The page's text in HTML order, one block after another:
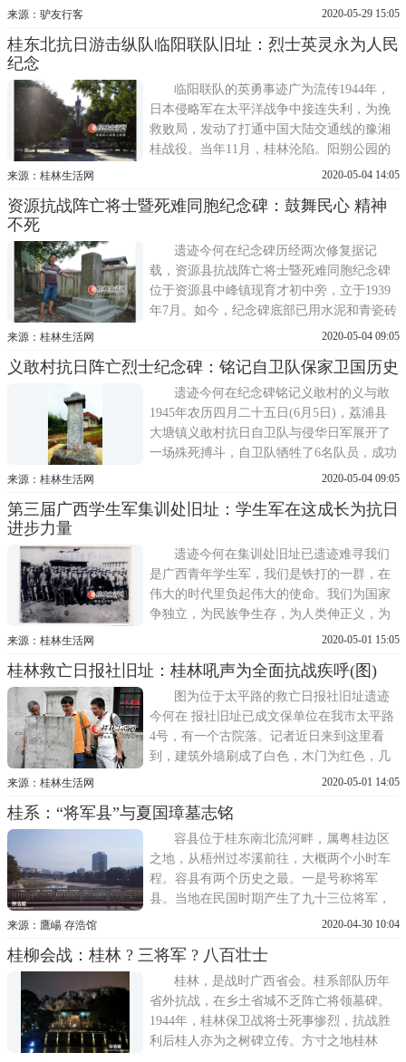
航五路，原是柳州飞虎队抗战遗址，始建于
包括飞机跑道旧址、机场驻军营房和飞虎队
争期间，此处曾驻
来源：驴友行客 2020-05-29 15:05
桂东北抗日游击纵队临阳联队旧址：烈士英灵永为人民
纪念
临阳联队的英勇事迹广为流传1944年，
日本侵略军在太平洋战争中接连失利，为挽
救败局，发动了打通中国大陆交通线的豫湘
桂战役。当年11月，桂林沦陷。阳朔公园的
临阳联队敌后抗战纪念碑。记者唐永 摄桂林
这些队伍中，有一支公开打出共产党旗帜，
称临阳联队)。
来源：桂林生活网 2020-05-04 14:05
资源抗战阵亡将士暨死难同胞纪念碑：鼓舞民心 精神
不死
遗迹今何在纪念碑历经两次修复据记
载，资源县抗战阵亡将士暨死难同胞纪念碑
位于资源县中峰镇现育才初中旁，立于1939
年7月。如今，纪念碑底部已用水泥和青瓷砖
分三层加以构筑。记者支荣 摄2015年8月12
行来到该自然村育才初中学校后面的一棵老
樟树下，资源县抗战阵亡将士暨死难同胞纪
念碑出现在记者
来源：桂林生活网 2020-05-04 09:05
义敢村抗日阵亡烈士纪念碑：铭记自卫队保家卫国历史
遗迹今何在纪念碑铭记义敢村的义与敢
1945年农历四月二十五日(6月5日)，荔浦县
大塘镇义敢村抗日自卫队与侵华日军展开了
一场殊死搏斗，自卫队牺牲了6名队员，成功
抵御了日军的侵犯，保卫了全村老少的生命
爱国精神，1948年，一座纪念碑在村口落
碑原碑2015年8月
来源：桂林生活网 2020-05-04 09:05
第三届广西学生军集训处旧址：学生军在这成长为抗日
进步力量
遗迹今何在集训处旧址已遗迹难寻我们
是广西青年学生军，我们是铁打的一群，在
伟大的时代里负起伟大的使命。我们为国家
争独立，为民族争生存，为人类伸正义，为
世界求和平，在伟大的时代里负起伟大的使
生军。这首唱响抗战时期广西城乡的《广西
学生军军歌》，曾鼓舞了无数爱国学生奋勇
向前，为实现祖国的
来源：桂林生活网 2020-05-01 15:05
桂林救亡日报社旧址：桂林吼声为全面抗战疾呼(图)
图为位于太平路的救亡日报社旧址遗迹
今何在 报社旧址已成文保单位在我市太平路
4号，有一个古院落。记者近日来到这里看
到，建筑外墙刷成了白色，木门为红色，几
扇窗子闭着。在院落的大门口右侧，一块刻
1939年1月10日，《救亡日报》在桂林复刊出
版发行。据记载，救亡日报社旧址在当时的
桂林太平路12
来源：桂林生活网 2020-05-01 14:05
桂系：“将军县”与夏国璋墓志铭
容县位于桂东南北流河畔，属粤桂边区
之地，从梧州过岑溪前往，大概两个小时车
程。容县有两个历史之最。一是号称将军
县。当地在民国时期产生了九十三位将军，
其中上将八人，中将十七人，少将六十八
夏威(夏国璋之兄)等最广为人知。二是容县
很可能是杨贵妃的出生地。因此，现在县城
里许多崭新的仿唐
来源：鷹崵 存浩馆 2020-04-30 10:04
桂柳会战：桂林 ? 三将军 ? 八百壮士
桂林，是战时广西省会。桂系部队历年
省外抗战，在乡土省城不乏阵亡将领墓碑。
1944年，桂林保卫战将士死事惨烈，抗战胜
利后桂人亦为之树碑立传。方寸之地桂林